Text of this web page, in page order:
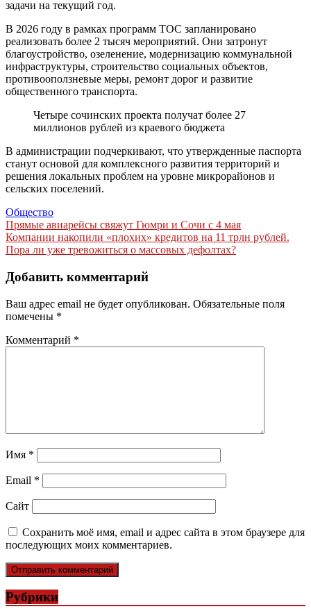
задачи на текущий год.
В 2026 году в рамках программ ТОС запланировано
реализовать более 2 тысяч мероприятий. Они затронут
благоустройство, озеленение, модернизацию коммунальной
инфраструктуры, строительство социальных объектов,
противооползневые меры, ремонт дорог и развитие
общественного транспорта.
Четыре сочинских проекта получат более 27
миллионов рублей из краевого бюджета
В администрации подчеркивают, что утвержденные паспорта
станут основой для комплексного развития территорий и
решения локальных проблем на уровне микрорайонов и
сельских поселений.
Общество
Навигация
по
Прямые авиарейсы свяжут Гюмри и Сочи с 4 мая
Компании накопили «плохих» кредитов на 11 трлн рублей.
Пора ли уже тревожиться о массовых дефолтах?
Добавить комментарий
Ваш адрес email не будет опубликован. Обязательные поля
помечены *
Комментарий *
Имя *
Email *
Сайт
Сохранить моё имя, email и адрес сайта в этом браузере для
последующих моих комментариев.
Рубрики